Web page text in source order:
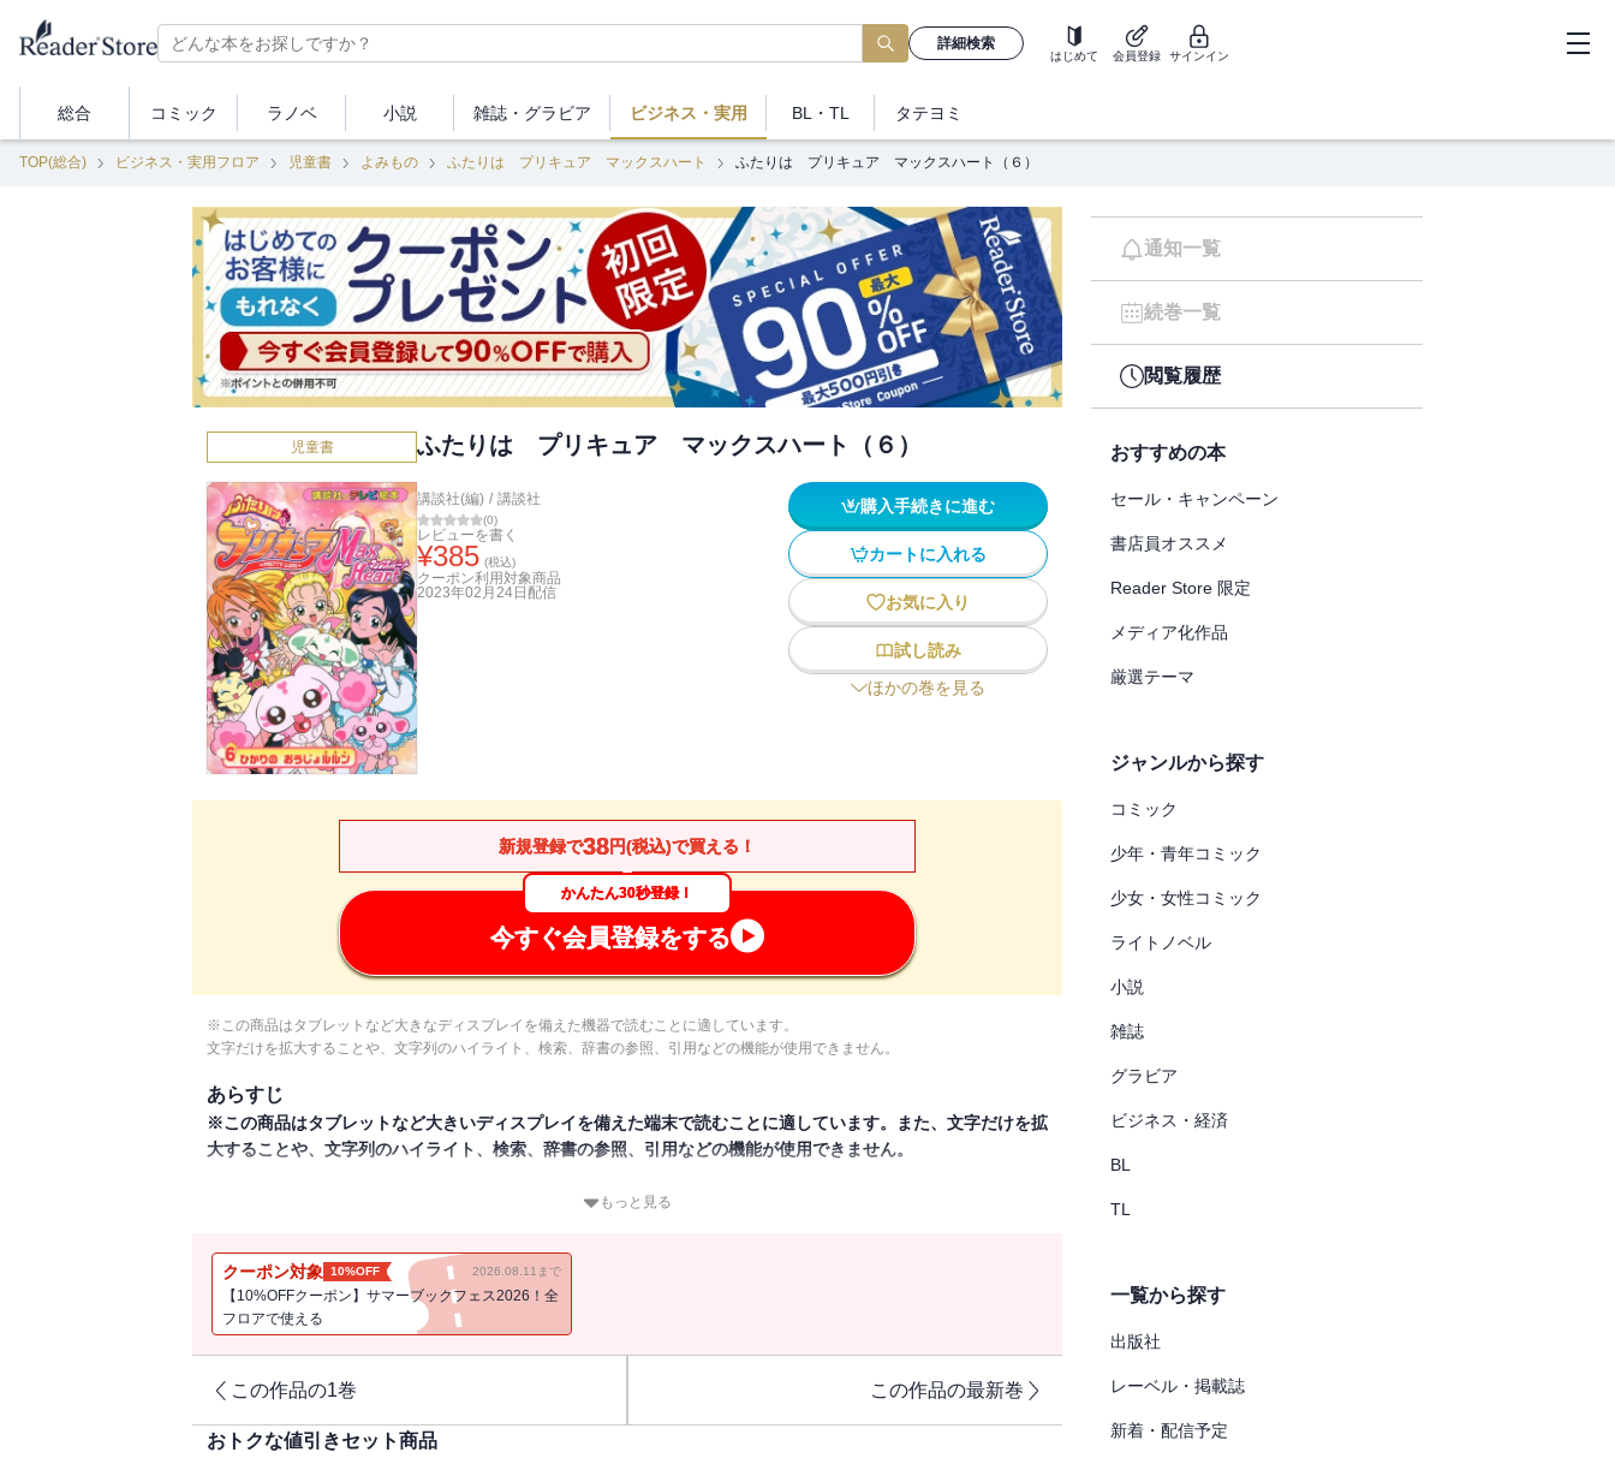
詳細検索
はじめて 会員登録 サインイン
総合 コミック ラノベ 小説 雑誌・ グラビア ビジネス ・実用 BL・TL タテヨミ
TOP(総合) ビジネス・実用フロア 児童書 よみもの ふたりは プリキュア マックスハート ふたりは プリキュア マックスハート（６）
児童書 ふたりは プリキュア マックスハート（６）
講談社(編) / 講談社
(0)
レビューを書く
¥385 (税込)
クーポン利用対象商品
2023年02月24日 配信
購入手続きに進む
カートに入れる
お気に入り
試し読み
ほかの巻を見る
新規登録で38円(税込)で買える！
かんたん30秒登録！
今すぐ会員登録をする
※この商品はタブレットなど大きなディスプレイを備えた機器で読むことに適しています。
文字だけを拡大することや、文字列のハイライト、検索、辞書の参照、引用などの機能が使用できません。
あらすじ
※この商品はタブレットなど大きいディスプレイを備えた端末で読むことに適しています。また、文字だけを拡
大することや、文字列のハイライト、検索、辞書の参照、引用などの機能が使用できません。
ひかりのそのから、あたらしい仲間、ルルンがやってきました。みんなで遊園地で遊んでいると、ルルンがサー
※この商品は紙の書籍のページを画像にした電子書籍です。文字だけを拡大することはできませんので、タブレ
ットサイズの端末での閲読を推奨します。また、文字列のハイライトや検索、辞書の参照、引用などの機能も使
用できません。
もっと見る
クーポン対象 10%OFF 2026.08.11まで
【10%OFFクーポン】サマーブックフェス2026！全
フロアで使える
この作品の1巻 この作品の最新巻
おトクな値引きセット商品
通知一覧
続巻一覧
閲覧履歴
おすすめの本
セール・キャンペーン
書店員オススメ
Reader Store 限定
メディア化作品
厳選テーマ
ジャンルから探す
コミック
少年・青年コミック
少女・女性コミック
ライトノベル
小説
雑誌
グラビア
ビジネス・経済
BL
TL
一覧から探す
出版社
レーベル・掲載誌
新着・配信予定